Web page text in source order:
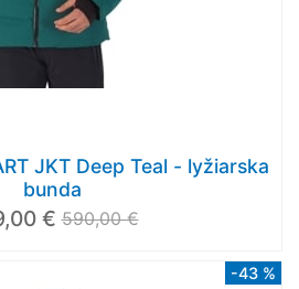
JKT Deep Teal - lyžiarska
bunda
€ 590,00 €
-43 %